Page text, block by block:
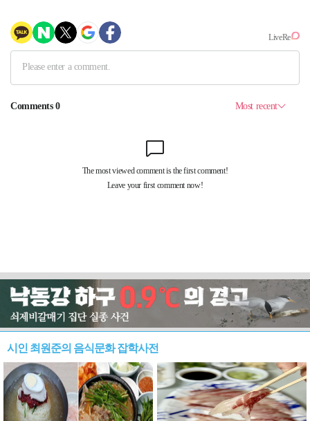
시인 최원준의 음식문화 잡학사전